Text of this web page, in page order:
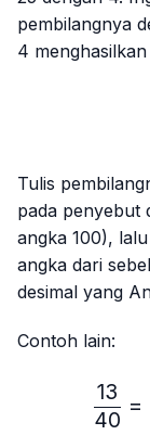
pembilangnya
4 menghasilkan
Tulis
pada penyebut
angka 100),
angka dari
desimal yang
Contoh lain:
40
13
=